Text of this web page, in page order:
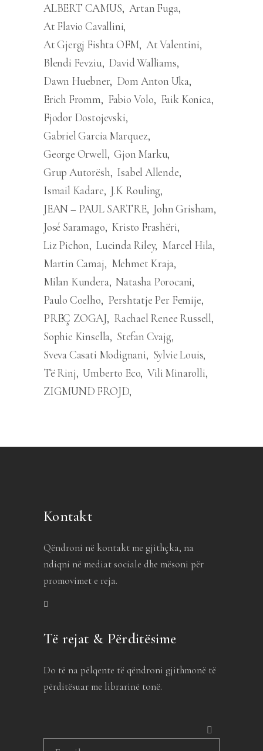
ALBERT CAMUS Artan Fuga
At Flavio Cavallini
At Gjergj Fishta OFM At Valentini
Blendi Fevziu David Walliams
Dawn Huebner Dom Anton Uka
Erich Fromm
Fabio Volo
Faik Konica
Fjodor Dostojevski
Gabriel Garcia Marquez
George Orwell Gjon Marku
Grup Autorësh Isabel Allende
Ismail Kadare J.K Rouling
JEAN – PAUL SARTRE John Grisham
José Saramago Kristo Frashëri
Liz Pichon Lucinda Riley Marcel Hila
Martin Camaj
Mehmet Kraja
Milan Kundera Natasha Porocani
Paulo Coelho
Pershtatje Per Femije
PREÇ ZOGAJ
Rachael Renee Russell
Sophie Kinsella Stefan Cvajg
Sveva Casati Modignani
Sylvie Louis
Të Rinj Umberto Eco Vili Minarolli
ZIGMUND FROJD
Kontakt
Qëndroni në kontakt me gjithçka, na
ndiqni në mediat sociale dhe mësoni për
promovimet e reja.
Të rejat & Përditësime
Do të na pëlqente të qëndroni gjithmonë të
përditësuar me librarinë tonë.